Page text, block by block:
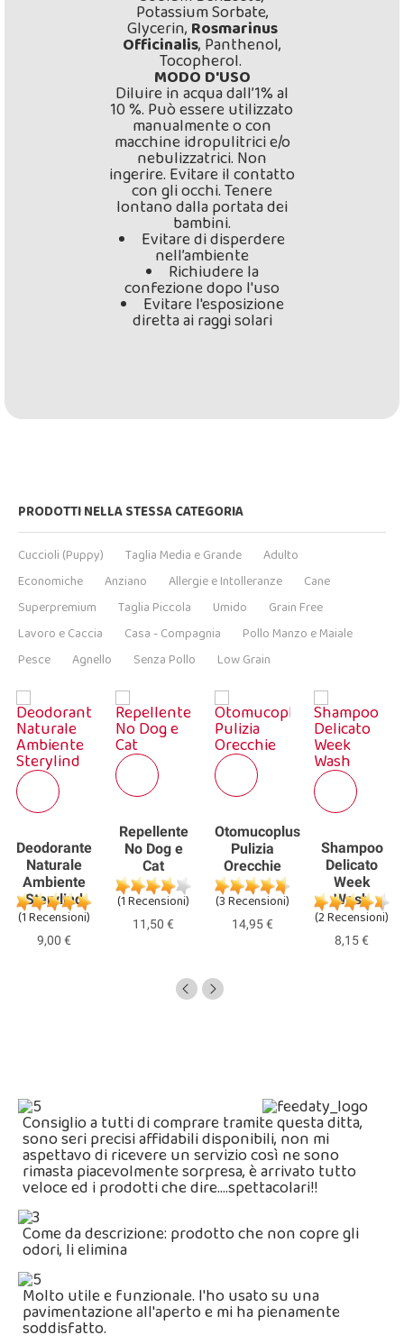
Potassium Sorbate,
Glycerin, Rosmarinus
Officinalis, Panthenol,
Tocopherol.
MODO D'USO
Diluire in acqua dall’1% al
10 %. Può essere utilizzato
manualmente o con
macchine idropulitrici e/o
nebulizzatrici. Non
ingerire. Evitare il contatto
con gli occhi. Tenere
lontano dalla portata dei
bambini.
Evitare di disperdere
nell’ambiente
Richiudere la
confezione dopo l'uso
Evitare l'esposizione
diretta ai raggi solari
PRODOTTI NELLA STESSA CATEGORIA
Cuccioli (Puppy) Taglia Media e Grande
Adulto
Economiche
Anziano Allergie e Intolleranze
Cane
Superpremium
Taglia Piccola Umido
Grain Free
Lavoro e Caccia
Casa - Compagnia
Pollo Manzo e Maiale
Pesce
Agnello Senza Pollo Low Grain
Deodorante
Naturale
Ambiente
Sterylind
(1 Recensioni)
9,00 €
Repellente
No Dog e
Cat
(1 Recensioni)
11,50 €
Otomucoplus
Pulizia
Orecchie
(3 Recensioni)
14,95 €
Shampoo
Delicato
Week
Wash
(2 Recensioni)
8,15 €
Consiglio a tutti di comprare tramite questa ditta,
sono seri precisi affidabili disponibili, non mi
aspettavo di ricevere un servizio così ne sono
rimasta piacevolmente sorpresa, è arrivato tutto
veloce ed i prodotti che dire….spettacolari!!
Come da descrizione: prodotto che non copre gli
odori, li elimina
Molto utile e funzionale. l'ho usato su una
pavimentazione all'aperto e mi ha pienamente
soddisfatto.